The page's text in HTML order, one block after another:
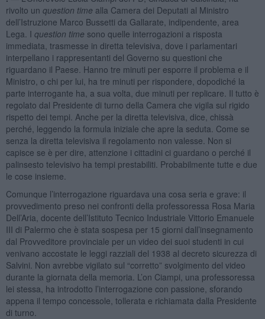
rivolto un question time alla Camera dei Deputati al Ministro
dell’Istruzione Marco Bussetti da Gallarate, indipendente, area
Lega. I question time sono quelle interrogazioni a risposta
immediata, trasmesse in diretta televisiva, dove i parlamentari
interpellano i rappresentanti del Governo su questioni che
riguardano il Paese. Hanno tre minuti per esporre il problema e il
Ministro, o chi per lui, ha tre minuti per rispondere, dopodiché la
parte interrogante ha, a sua volta, due minuti per replicare. Il tutto è
regolato dal Presidente di turno della Camera che vigila sul rigido
rispetto dei tempi. Anche per la diretta televisiva, dice, chissà
perché, leggendo la formula iniziale che apre la seduta. Come se
senza la diretta televisiva il regolamento non valesse. Non si
capisce se è per dire, attenzione i cittadini ci guardano o perché il
palinsesto televisivo ha tempi prestabiliti. Probabilmente tutte e due
le cose insieme.
Comunque l’interrogazione riguardava una cosa seria e grave: il
provvedimento preso nei confronti della professoressa Rosa Maria
Dell’Aria, docente dell’Istituto Tecnico Industriale Vittorio Emanuele
III di Palermo che è stata sospesa per 15 giorni dall’insegnamento
dal Provveditore provinciale per un video dei suoi studenti in cui
venivano accostate le leggi razziali del 1938 al decreto sicurezza di
Salvini. Non avrebbe vigilato sul “corretto” svolgimento del video
durante la giornata della memoria. L’on Ciampi, una professoressa
lei stessa, ha introdotto l’interrogazione con passione, sforando
appena il tempo concessole, tollerata e richiamata dalla Presidente
di turno.